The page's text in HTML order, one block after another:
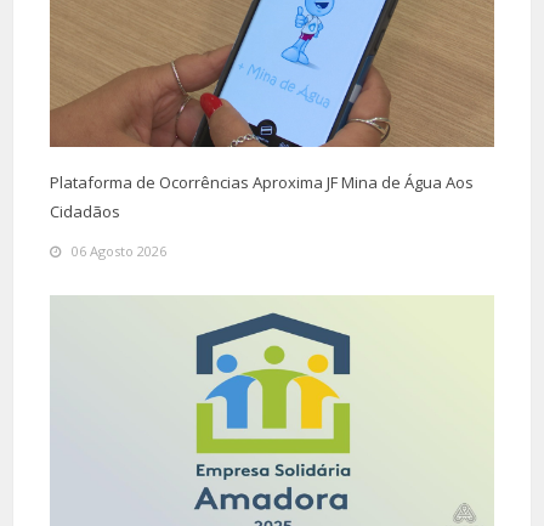
Plataforma de Ocorrências Aproxima JF Mina de Água Aos
Cidadãos
06 Agosto 2026